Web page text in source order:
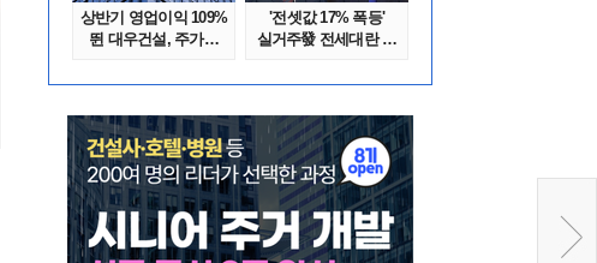
상반기 영업이익 109%
뛴 대우건설, 주가는
'전셋값 17% 폭등'
실거주發 전세대란 또